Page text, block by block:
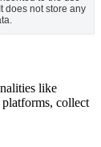
does not store any
like
collect